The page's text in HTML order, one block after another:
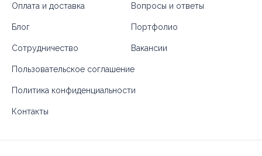
Оплата и доставка Вопросы и ответы
Блог Портфолио
Сотрудничество Вакансии
Пользовательское соглашение
Политика конфиденциальности
Контакты